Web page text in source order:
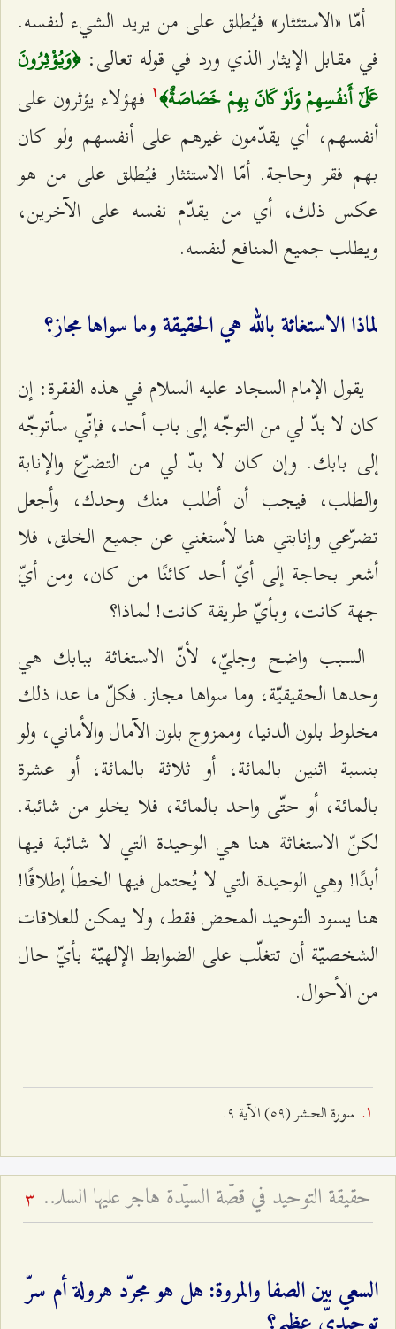
أمّا «الاستئثار» فيُطلق على من يريد الشيء لنفسه.
في مقابل الإيثار الذي ورد في قوله تعالى:﴿وَيُؤْثِرُونَ
عَلَىٰٓ أَنفُسِهِمْ وَلَوْ كَانَ بِهِمْ خَصَاصَةٌ﴾ ۱
فهؤلاء يؤثرون على
أنفسهم، أي يقدّمون غيرهم على أنفسهم ولو كان
بهم فقر وحاجة. أمّا الاستئثار فيُطلق على من هو
عكس ذلك، أي من يقدّم نفسه على الآخرين،
ويطلب جميع المنافع لنفسه.
لماذا الاستغاثة بالله هي الحقيقة وما سواها مجاز؟
يقول الإمام السجاد عليه السلام في هذه الفقرة: إن
كان لا بدّ لي من التوجّه إلى باب أحد، فإنّي سأتوجّه
إلى بابك. وإن كان لا بدّ لي من التضرّع والإنابة
والطلب، فيجب أن أطلب منك وحدك، وأجعل
تضرّعي وإنابتي هنا لأستغني عن جميع الخلق، فلا
أشعر بحاجة إلى أيّ أحد كائنًا من كان، ومن أيّ
جهة كانت، وبأيّ طريقة كانت! لماذا؟
السبب واضح وجليّ، لأنّ الاستغاثة ببابك هي
وحدها الحقيقيّة، وما سواها مجاز. فكلّ ما عدا ذلك
مخلوط بلون الدنيا، وممزوج بلون الآمال والأماني، ولو
بنسبة اثنين بالمائة، أو ثلاثة بالمائة، أو عشرة
بالمائة، أو حتّى واحد بالمائة، فلا يخلو من شائبة.
لكنّ الاستغاثة هنا هي الوحيدة التي لا شائبة فيها
أبدًا! وهي الوحيدة التي لا يُحتمل فيها الخطأ إطلاقًا!
هنا يسود التوحيد المحض فقط، ولا يمكن للعلاقات
الشخصيّة أن تتغلّب على الضوابط الإلهيّة بأيّ حال
من الأحوال.
سورة الحشر (٥٩) الآية ٩.
حقيقة التوحيد في قصّة السيّدة هاجر عليها السلام - لماذا يقتدي النبيّ والإمام بعمل امرأة؟ 3
السعي بين الصفا والمروة: هل هو مجرّد هرولة أم سرّ